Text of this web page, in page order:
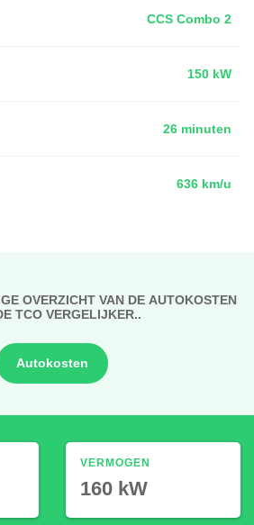
CCS Combo 2
150 kW
26 minuten
636 km/u
OVERZICHT VAN DE AUTOKOSTEN
TCO VERGELIJKER..
Autokosten
VERMOGEN
160 kW